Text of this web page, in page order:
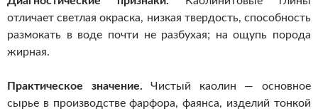
отличает светлая окраска, низкая твердость, способность
размокать в воде почти не разбухая; на ощупь порода
жирная.
Практическое значение.Чистый каолин — основное
сырье в производстве фарфора, фаянса, изделий тонкой